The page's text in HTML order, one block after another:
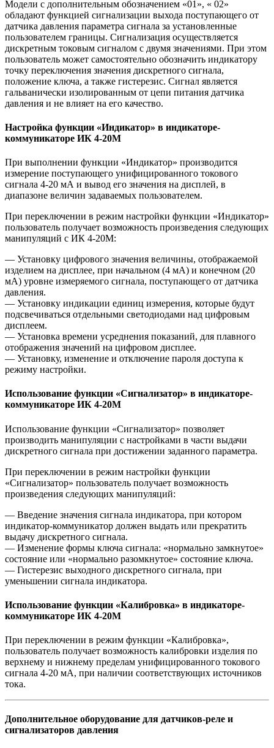
Модели с дополнительным обозначением «01», « 02»
обладают функцией сигнализации выхода поступающего от
датчика давления параметра сигнала за установленные
пользователем границы. Сигнализация осуществляется
дискретным токовым сигналом с двумя значениями. При этом
пользователь может самостоятельно обозначить индикатору
точку переключения значения дискретного сигнала,
положение ключа, а также гистерезис. Сигнал является
гальванически изолированным от цепи питания датчика
давления и не влияет на его качество.
Настройка функции «Индикатор» в индикаторе-
коммуникаторе ИК 4-20М
При выполнении функции «Индикатор» производится
измерение поступающего унифицированного токового
сигнала 4-20 мА и вывод его значения на дисплей, в
диапазоне величин задаваемых пользователем.
При переключении в режим настройки функции «Индикатор»
пользователь получает возможность произведения следующих
манипуляций с ИК 4-20М:
— Установку цифрового значения величины, отображаемой
изделием на дисплее, при начальном (4 мА) и конечном (20
мА) уровне измеряемого сигнала, поступающего от датчика
давления.
— Установку индикации единиц измерения, которые будут
подсвечиваться отдельными светодиодами над цифровым
дисплеем.
— Установка времени усреднения показаний, для плавного
отображения значений на цифровом дисплее.
— Установку, изменение и отключение пароля доступа к
режиму настройки.
Использование функции «Сигнализатор» в индикаторе-
коммуникаторе ИК 4-20М
Использование функции «Сигнализатор» позволяет
производить манипуляции с настройками в части выдачи
дискретного сигнала при достижении заданного параметра.
При переключении в режим настройки функции
«Сигнализатор» пользователь получает возможность
произведения следующих манипуляций:
— Введение значения сигнала индикатора, при котором
индикатор-коммуникатор должен выдать или прекратить
выдачу дискретного сигнала.
— Изменение формы ключа сигнала: «нормально замкнутое»
состояние или «нормально разомкнутое» состояние ключа.
— Гистерезис выходного дискретного сигнала, при
уменьшении сигнала индикатора.
Использование функции «Калибровка» в индикаторе-
коммуникаторе ИК 4-20М
При переключении в режим функции «Калибровка»,
пользователь получает возможность калибровки изделия по
верхнему и нижнему пределам унифицированного токового
сигнала 4-20 мА, при наличии соответствующих источников
тока.
Дополнительное оборудование для датчиков-реле и
сигнализаторов давления